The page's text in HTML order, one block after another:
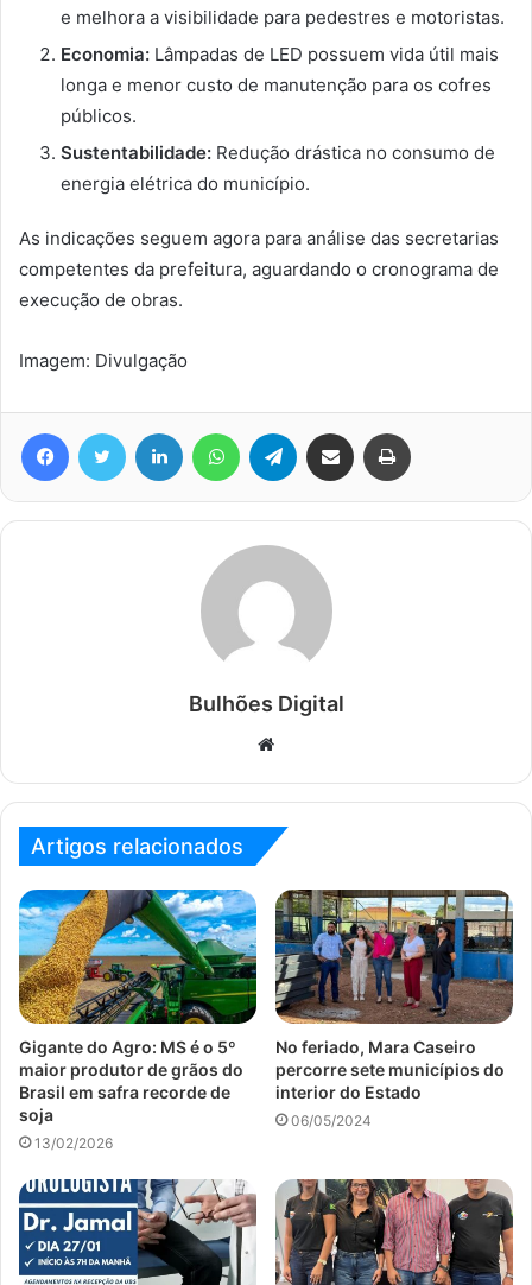
e melhora a visibilidade para pedestres e motoristas.
Economia: Lâmpadas de LED possuem vida útil mais
longa e menor custo de manutenção para os cofres
públicos.
Sustentabilidade: Redução drástica no consumo de
energia elétrica do município.
As indicações seguem agora para análise das secretarias
competentes da prefeitura, aguardando o cronograma de
execução de obras.
Imagem: Divulgação
FacebookTwitter Linkedin WhatsAppTelegram Compartilhar via e-mail
Bulhões Digital
Website
Artigos relacionados
Gigante do Agro: MS é o 5º
maior produtor de grãos do
Brasil em safra recorde de
soja
13/02/2026
No feriado, Mara Caseiro
percorre sete municípios do
interior do Estado
06/05/2024